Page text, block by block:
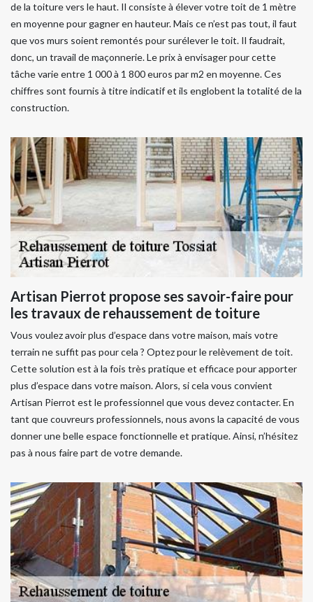
de la toiture vers le haut. Il consiste à élever votre toit de 1 mètre
en moyenne pour gagner en hauteur. Mais ce n’est pas tout, il faut
que vos murs soient remontés pour surélever le toit. Il faudrait,
donc, un travail de maçonnerie. Le prix à envisager pour cette
tâche varie entre 1 000 à 1 800 euros par m2 en moyenne. Ces
chiffres sont fournis à titre indicatif et ils englobent la totalité de la
construction.
Artisan Pierrot propose ses savoir-faire pour
les travaux de rehaussement de toiture
Vous voulez avoir plus d’espace dans votre maison, mais votre
terrain ne suffit pas pour cela ? Optez pour le relèvement de toit.
Cette solution est à la fois très pratique et efficace pour apporter
plus d’espace dans votre maison. Alors, si cela vous convient
Artisan Pierrot est le professionnel que vous devez contacter. En
tant que couvreurs professionnels, nous avons la capacité de vous
donner une belle espace fonctionnelle et pratique. Ainsi, n’hésitez
pas à nous faire part de votre demande.